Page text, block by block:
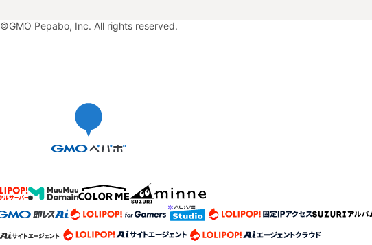
©GMO Pepabo, Inc. All rights reserved.